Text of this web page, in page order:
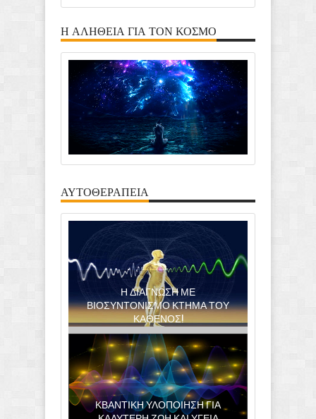
Η ΑΛΗΘΕΙΑ ΓΙΑ ΤΟΝ ΚΟΣΜΟ
ΑΥΤΟΘΕΡΑΠΕΙΑ
Η ΔΙΑΓΝΩΣΗ ΜΕ
ΒΙΟΣΥΝΤΟΝΙΣΜΟ ΚΤΗΜΑ ΤΟΥ
ΚΑΘΕΝΟΣ!
ΚΒΑΝΤΙΚΗ ΥΛΟΠΟΙΗΣΗ ΓΙΑ